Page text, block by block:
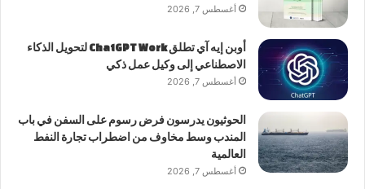
أغسطس 7, 2026
أوبن إيه آي تطلق ChatGPT Work لتحويل الذكاء
الاصطناعي إلى وكيل عمل ذكي
أغسطس 7, 2026
الحوثيون يدرسون فرض رسوم على السفن في باب
المندب وسط مخاوف من اضطراب تجارة النفط
العالمية
أغسطس 7, 2026